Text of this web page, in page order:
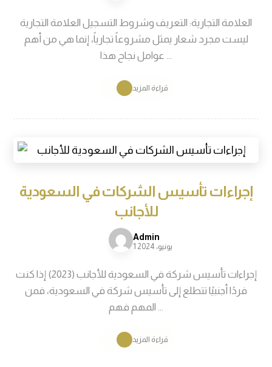
العلامة التجارية: التعريف وشروط التسجيل العلامة التجارية
ليست مجرد شعار يمثل مشروعاً تجارياً، إنما هي من أهم
عوامل نجاح هذا ...
قراءة المزيد
إجراءات تأسيس الشركات في السعودية
للأجانب
Admin
1 يونيو، 2024
إجراءات تأسيس شركة في السعودية للأجانب (2023) إذا كنت
فردًا أجنبيًا تتطلع إلى تأسيس شركة في السعودية، فمن
المهم فهم ...
قراءة المزيد